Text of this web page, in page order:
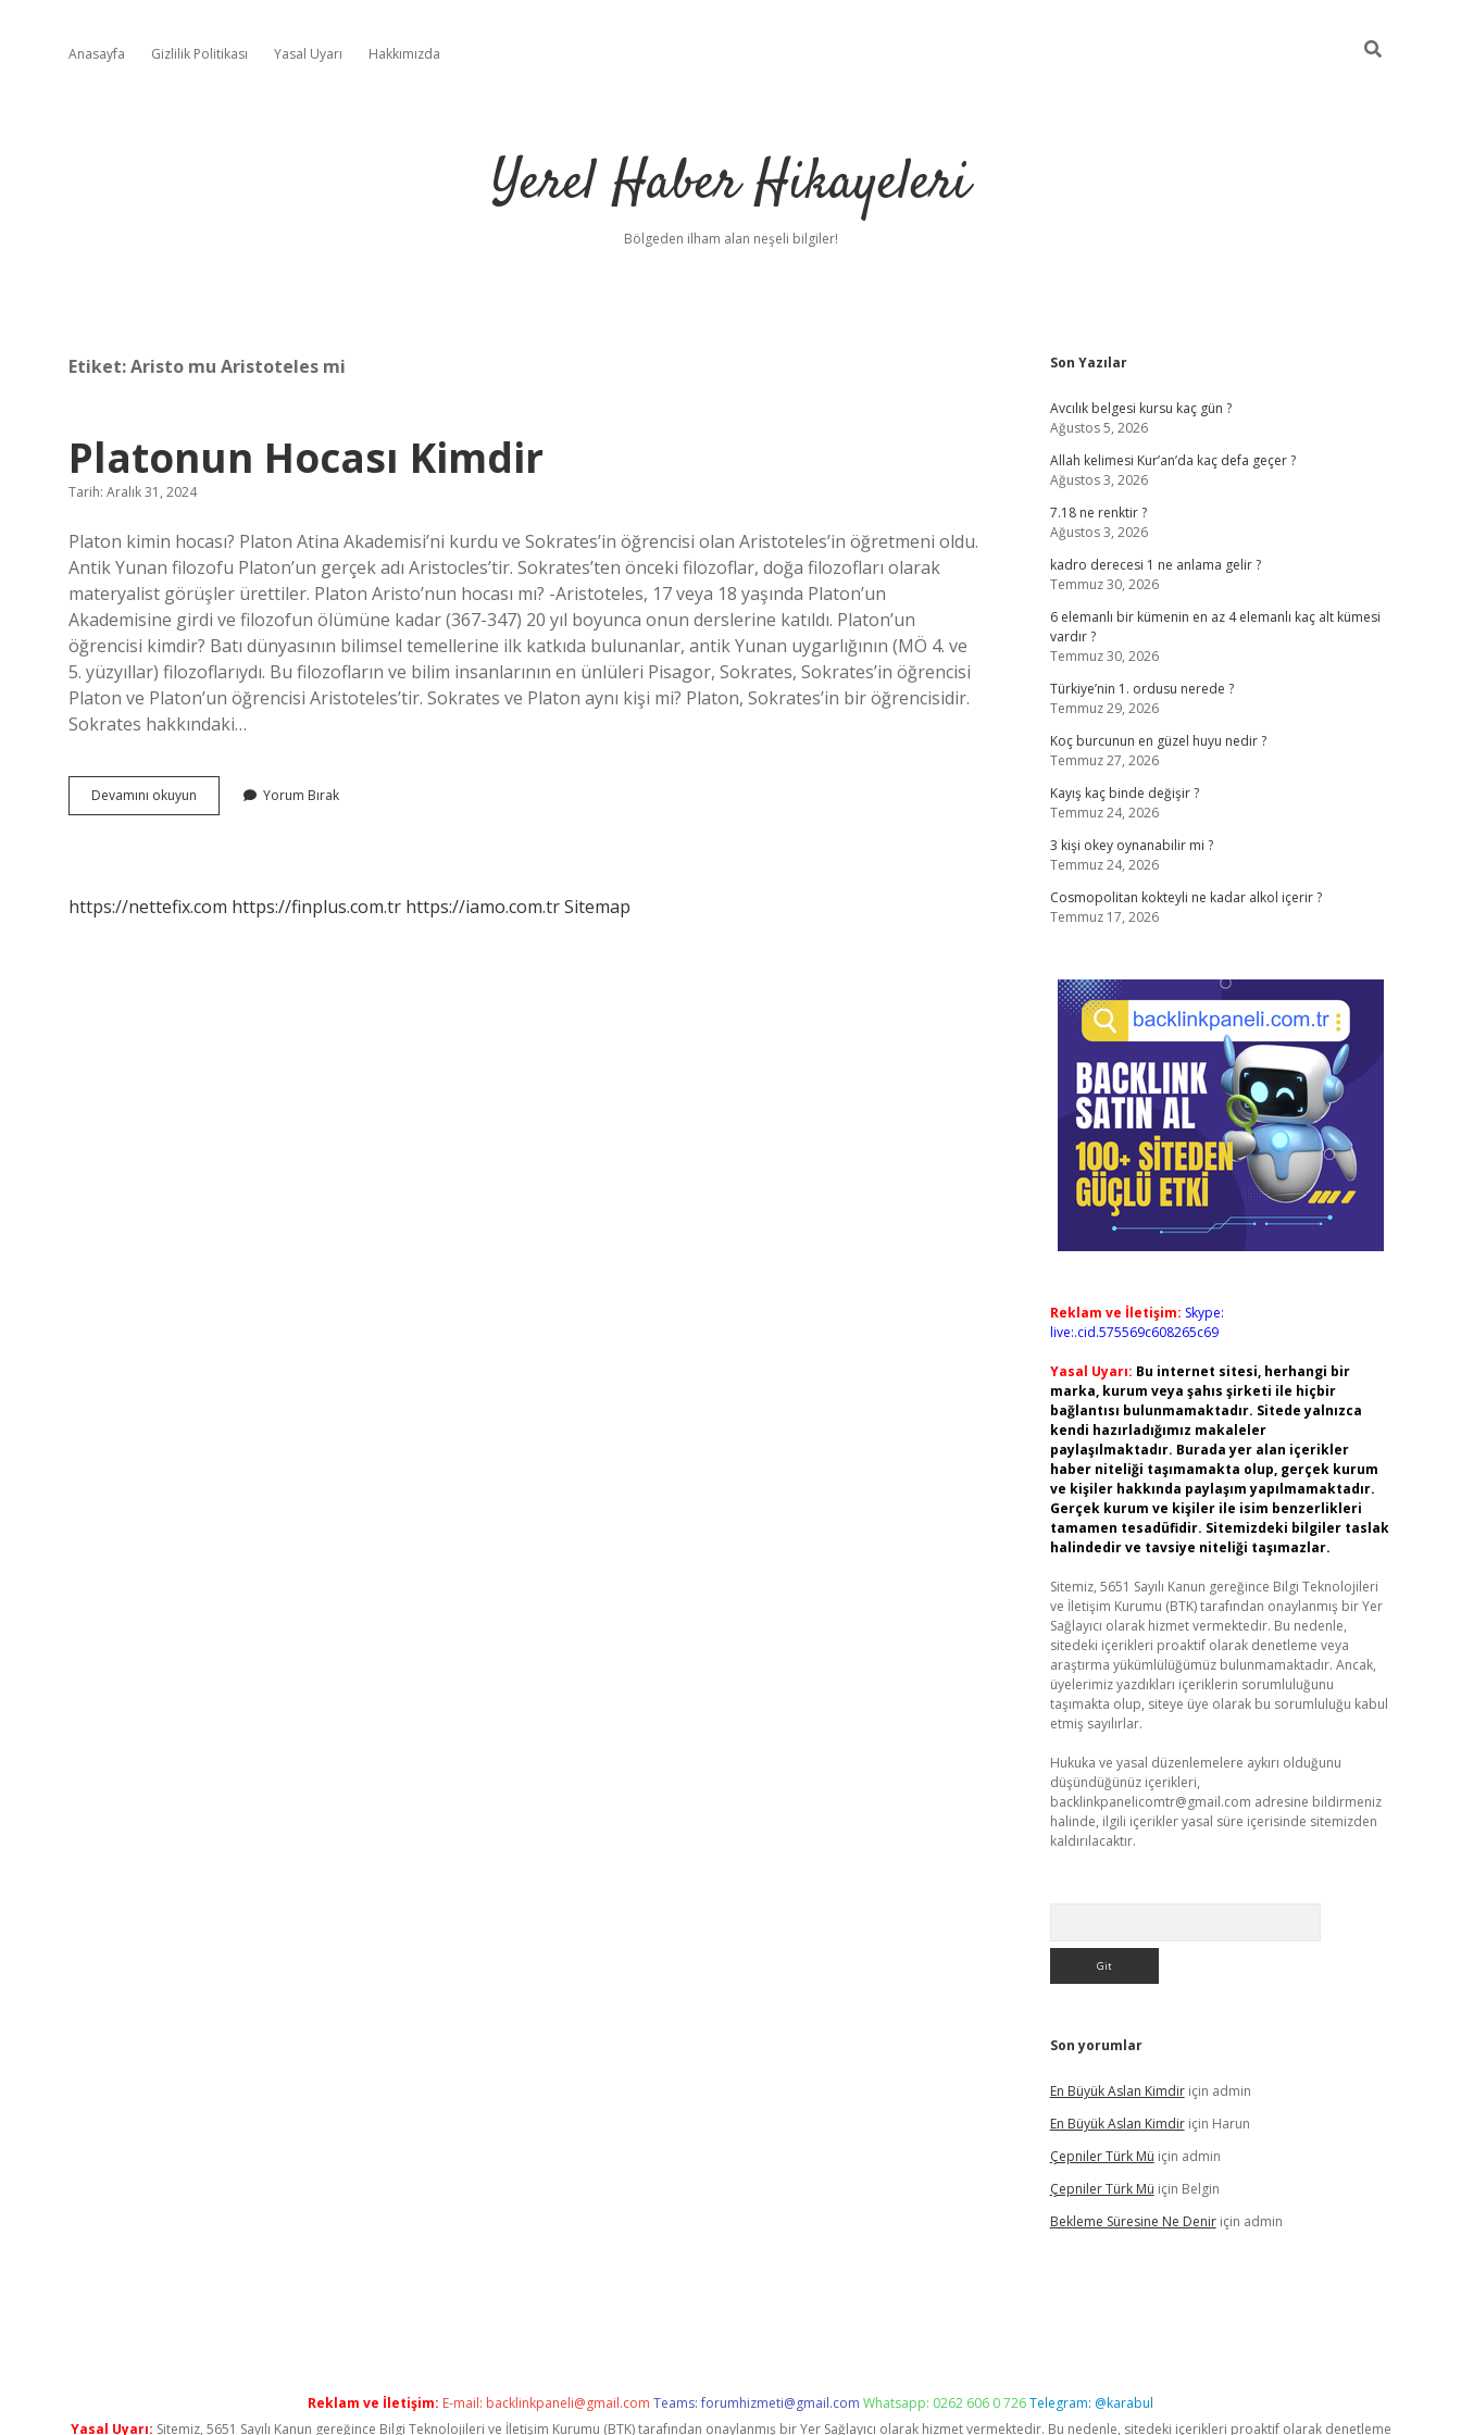
Anasayfa Gizlilik Politikası Yasal Uyarı Hakkımızda
Yerel Haber Hikayeleri
Bölgeden ilham alan neşeli bilgiler!
Etiket:Aristo mu Aristoteles mi
Platonun Hocası Kimdir
Tarih: Aralık 31, 2024
Platon kimin hocası? Platon Atina Akademisi’ni kurdu ve Sokrates’in öğrencisi olan Aristoteles’in öğretmeni oldu.
Antik Yunan filozofu Platon’un gerçek adı Aristocles’tir. Sokrates’ten önceki filozoflar, doğa filozofları olarak
materyalist görüşler ürettiler. Platon Aristo’nun hocası mı? -Aristoteles, 17 veya 18 yaşında Platon’un
Akademisine girdi ve filozofun ölümüne kadar (367-347) 20 yıl boyunca onun derslerine katıldı. Platon’un
öğrencisi kimdir? Batı dünyasının bilimsel temellerine ilk katkıda bulunanlar, antik Yunan uygarlığının (MÖ 4. ve
5. yüzyıllar) filozoflarıydı. Bu filozofların ve bilim insanlarının en ünlüleri Pisagor, Sokrates, Sokrates’in öğrencisi
Platon ve Platon’un öğrencisi Aristoteles’tir. Sokrates ve Platon aynı kişi mi? Platon, Sokrates’in bir öğrencisidir.
Sokrates hakkındaki…
Devamını okuyun Platonun
Hocası
Yorum Bırak
https://nettefix.com https://finplus.com.tr https://iamo.com.trSitemap
Sidebar
Son Yazılar
Avcılık belgesi kursu kaç gün ?
Ağustos 5, 2026
Allah kelimesi Kur’an’da kaç defa geçer ?
Ağustos 3, 2026
7.18 ne renktir ?
Ağustos 3, 2026
kadro derecesi 1 ne anlama gelir ?
Temmuz 30, 2026
6 elemanlı bir kümenin en az 4 elemanlı kaç alt kümesi
vardır ?
Temmuz 30, 2026
Türkiye’nin 1. ordusu nerede ?
Temmuz 29, 2026
Koç burcunun en güzel huyu nedir ?
Temmuz 27, 2026
Kayış kaç binde değişir ?
Temmuz 24, 2026
3 kişi okey oynanabilir mi ?
Temmuz 24, 2026
Cosmopolitan kokteyli ne kadar alkol içerir ?
Temmuz 17, 2026
Reklam ve İletişim: Skype:
live:.cid.575569c608265c69
Yasal Uyarı: Bu internet sitesi, herhangi bir
marka, kurum veya şahıs şirketi ile hiçbir
bağlantısı bulunmamaktadır. Sitede yalnızca
kendi hazırladığımız makaleler
paylaşılmaktadır. Burada yer alan içerikler
haber niteliği taşımamakta olup, gerçek kurum
ve kişiler hakkında paylaşım yapılmamaktadır.
Gerçek kurum ve kişiler ile isim benzerlikleri
tamamen tesadüfidir. Sitemizdeki bilgiler taslak
halindedir ve tavsiye niteliği taşımazlar.
Sitemiz, 5651 Sayılı Kanun gereğince Bilgi Teknolojileri
ve İletişim Kurumu (BTK) tarafından onaylanmış bir Yer
Sağlayıcı olarak hizmet vermektedir. Bu nedenle,
sitedeki içerikleri proaktif olarak denetleme veya
araştırma yükümlülüğümüz bulunmamaktadır. Ancak,
üyelerimiz yazdıkları içeriklerin sorumluluğunu
taşımakta olup, siteye üye olarak bu sorumluluğu kabul
etmiş sayılırlar.
Hukuka ve yasal düzenlemelere aykırı olduğunu
düşündüğünüz içerikleri,
backlinkpanelicomtr@gmail.com adresine bildirmeniz
halinde, ilgili içerikler yasal süre içerisinde sitemizden
kaldırılacaktır.
Son yorumlar
En Büyük Aslan Kimdiriçin admin
En Büyük Aslan Kimdiriçin Harun
Çepniler Türk Mü için admin
Çepniler Türk Mü için Belgin
Bekleme Süresine Ne Deniriçin admin
Reklam ve İletişim: E-mail: backlinkpaneli@gmail.com Teams:forumhizmeti@gmail.com Whatsapp: 0262 606 0 726Telegram: @karabul
Yasal Uyarı: Sitemiz, 5651 Sayılı Kanun gereğince Bilgi Teknolojileri ve İletişim Kurumu (BTK) tarafından onaylanmış bir Yer Sağlayıcı olarak hizmet vermektedir. Bu nedenle, sitedeki içerikleri proaktif olarak denetleme